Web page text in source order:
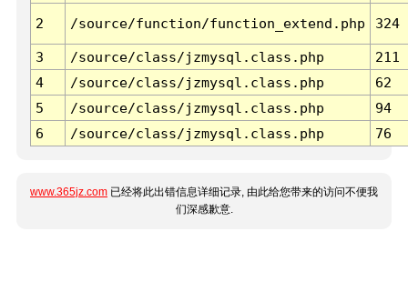
2 /source/function/function_extend.php 324
3 /source/class/jzmysql.class.php
211
4
/source/class/jzmysql.class.php
62
5
/source/class/jzmysql.class.php
94
6
/source/class/jzmysql.class.php 76
www.365jz.com 已经将此出错信息详细记录, 由此给您带来的访问不便我
们深感歉意.